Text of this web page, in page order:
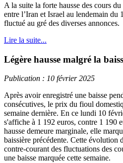
A la suite la forte hausse des cours
entre l’Iran et Israel au lendemain
fluctué au gré des diverses annonces.
Lire la suite...
Légère hausse malgré la
Publication : 10 février 2025
Après avoir enregistré une baisse
consécutives, le prix du fioul
semaine dernière. En ce lundi 10
s'affiche à 1 192 euros, contre 1 190
hausse demeure marginale, elle
baissière précédente. Cette évolution
contre-courant des fluctuations des
une baisse marquée cette semaine.